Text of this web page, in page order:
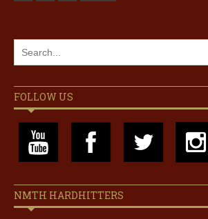
FOLLOW US
NMTH HARDHITTERS